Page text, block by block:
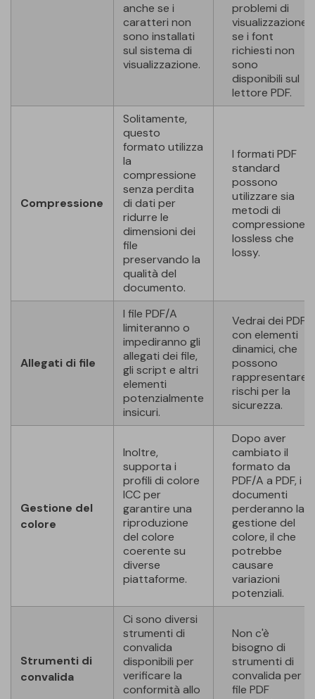
anche se i
caratteri non
sono installati
sul sistema di
visualizzazione.
problemi di
visualizzazione
se i font
richiesti non
sono
disponibili sul
lettore PDF.
Compressione
Solitamente,
questo
formato utilizza
la
compressione
senza perdita
di dati per
ridurre le
dimensioni dei
file
preservando la
qualità del
documento.
I formati PDF
standard
possono
utilizzare sia
metodi di
compressione
lossless che
lossy.
Allegati di file
I file PDF/A
limiteranno o
impediranno gli
allegati dei file,
gli script e altri
elementi
potenzialmente
insicuri.
Vedrai dei PDF
con elementi
dinamici, che
possono
rappresentare
rischi per la
sicurezza.
Gestione del
colore
Inoltre,
supporta i
profili di colore
ICC per
garantire una
riproduzione
del colore
coerente su
diverse
piattaforme.
Dopo aver
cambiato il
formato da
PDF/A a PDF, i
documenti
perderanno la
gestione del
colore, il che
potrebbe
causare
variazioni
potenziali.
Strumenti di
convalida
Ci sono diversi
strumenti di
convalida
disponibili per
verificare la
conformità allo
Non c'è
bisogno di
strumenti di
convalida per i
file PDF